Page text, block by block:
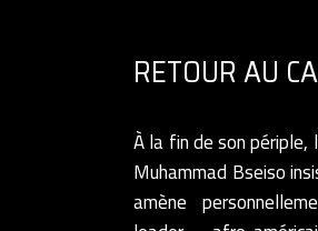
RETOUR AU
À la fin de son périple,
Muhammad Bseiso
amène